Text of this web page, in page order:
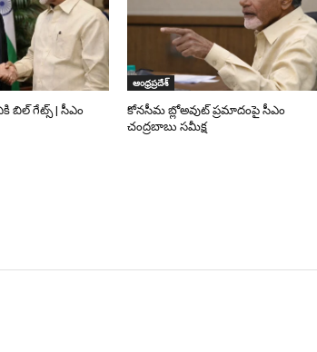
బిల్‌ గేట్స్‌ | సీఎం
ఆంధ్రప్రదేశ్
కోనసీమ బ్లోఅవుట్ ప్రమాదంపై సీఎం
చంద్రబాబు సమీక్ష